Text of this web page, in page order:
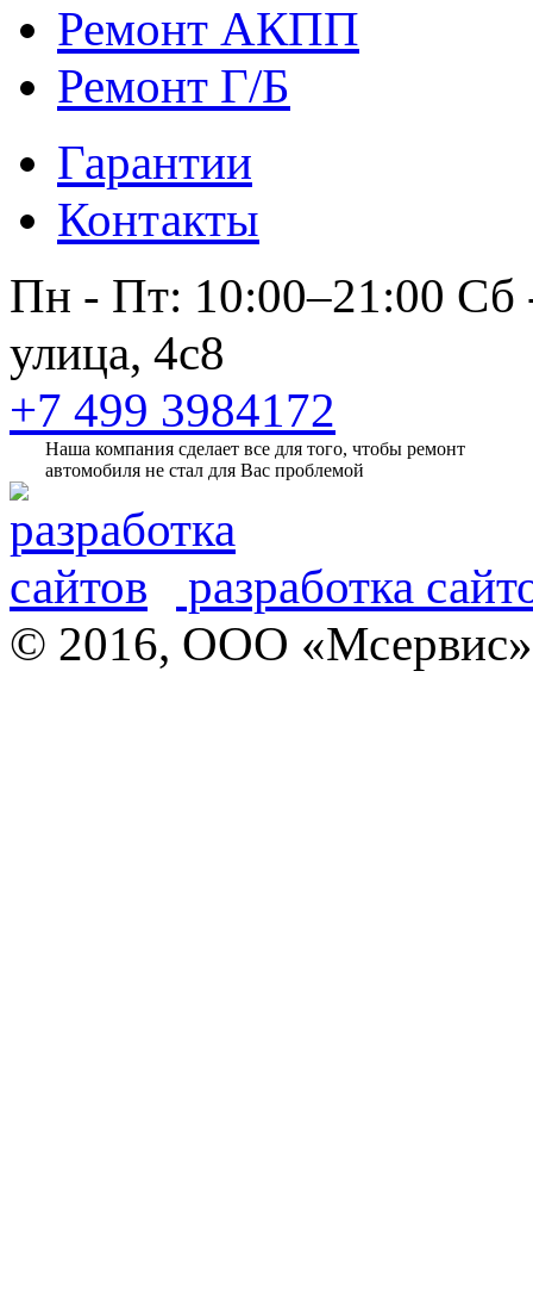
Ремонт АКПП
Ремонт Г/Б
Гарантии
Контакты
Пн - Пт: 10:00–21:00 Сб
улица, 4с8
+7 499 3984172
Наша компания сделает все для того, чтобы ремонт
автомобиля не стал для Вас проблемой
разработка
© 2016, ООО